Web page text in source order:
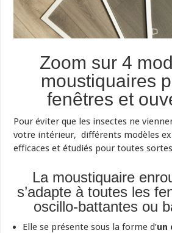
Zoom sur 4
moustiquaires
fenêtres et
Pour éviter que les insectes ne
votre intérieur, différents modèles
efficaces et étudiés pour toutes
La moustiquaire
s’adapte à toutes les
oscillo-battantes ou
Elle se présente sous la forme d’un